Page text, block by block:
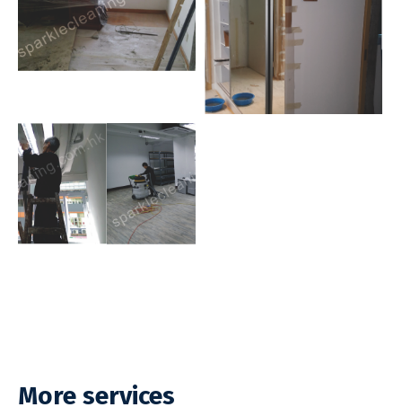
More services